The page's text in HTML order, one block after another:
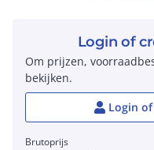
Login of
Om prijzen,
bekijken.
Login
Brutoprijs